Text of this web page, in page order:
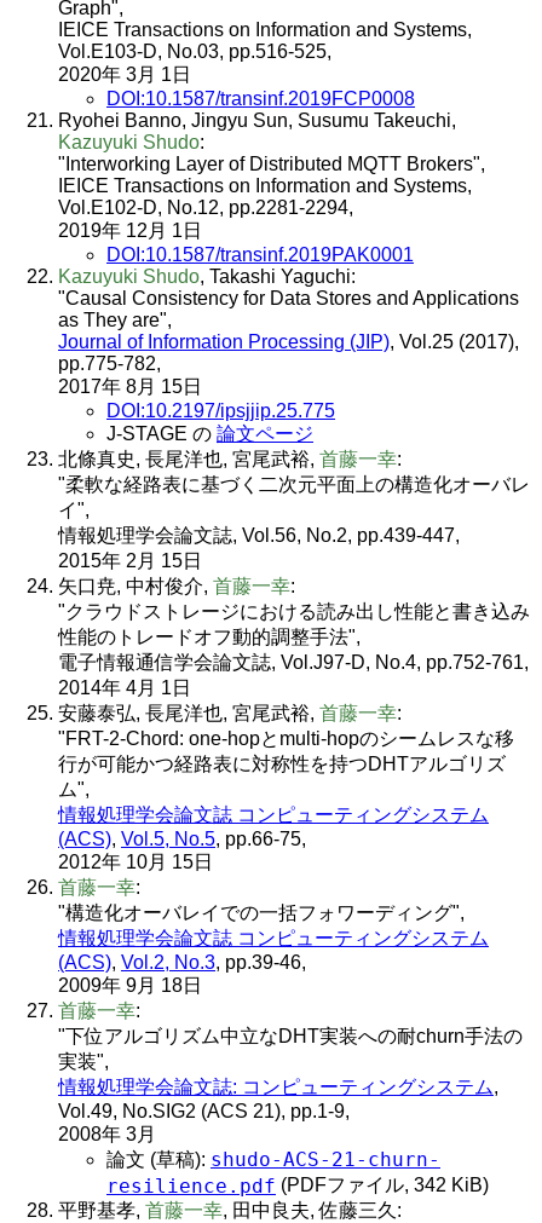
Graph",
IEICE Transactions on Information and Systems,
Vol.E103-D, No.03, pp.516-525,
2020年 3月 1日
DOI:10.1587/transinf.2019FCP0008
Ryohei Banno, Jingyu Sun, Susumu Takeuchi,
Kazuyuki Shudo:
"Interworking Layer of Distributed MQTT Brokers",
IEICE Transactions on Information and Systems,
Vol.E102-D, No.12, pp.2281-2294,
2019年 12月 1日
DOI:10.1587/transinf.2019PAK0001
Kazuyuki Shudo, Takashi Yaguchi:
"Causal Consistency for Data Stores and Applications
as They are",
Journal of Information Processing (JIP), Vol.25 (2017),
pp.775-782,
2017年 8月 15日
DOI:10.2197/ipsjjip.25.775
J-STAGE の 論文ページ
北條真史, 長尾洋也, 宮尾武裕, 首藤一幸:
"柔軟な経路表に基づく二次元平面上の構造化オーバレ
イ",
情報処理学会論文誌, Vol.56, No.2, pp.439-447,
2015年 2月 15日
矢口尭, 中村俊介, 首藤一幸:
"クラウドストレージにおける読み出し性能と書き込み
性能のトレードオフ動的調整手法",
電子情報通信学会論文誌, Vol.J97-D, No.4, pp.752-761,
2014年 4月 1日
安藤泰弘, 長尾洋也, 宮尾武裕, 首藤一幸:
"FRT-2-Chord: one-hopとmulti-hopのシームレスな移
行が可能かつ経路表に対称性を持つDHTアルゴリズ
ム",
情報処理学会論文誌 コンピューティングシステム
(ACS), Vol.5, No.5, pp.66-75,
2012年 10月 15日
首藤一幸:
"構造化オーバレイでの一括フォワーディング",
情報処理学会論文誌 コンピューティングシステム
(ACS), Vol.2, No.3, pp.39-46,
2009年 9月 18日
首藤一幸:
"下位アルゴリズム中立なDHT実装への耐churn手法の
実装",
情報処理学会論文誌: コンピューティングシステム,
Vol.49, No.SIG2 (ACS 21), pp.1-9,
2008年 3月
論文 (草稿): shudo-ACS-21-churn-
resilience.pdf (PDFファイル, 342 KiB)
平野基孝, 首藤一幸, 田中良夫, 佐藤三久: